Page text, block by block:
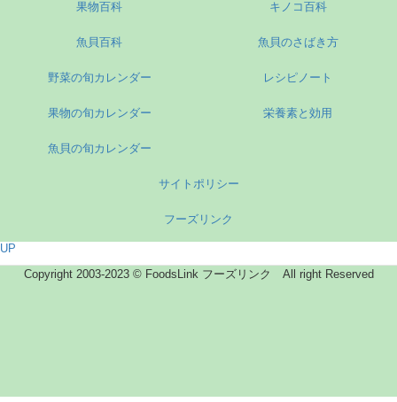
果物百科
魚貝百科
キノコ百科
魚貝のさばき方
野菜の旬カレンダー
果物の旬カレンダー
魚貝の旬カレンダー
レシピノート
栄養素と効用
サイトポリシー
フーズリンク
UP
Copyright 2003-2023 © FoodsLink フーズリンク All right Reserved